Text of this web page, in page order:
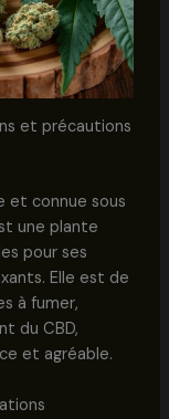
et précautions
et connue sous
une plante
pour ses
Elle est de
à fumer,
du CBD,
et agréable.